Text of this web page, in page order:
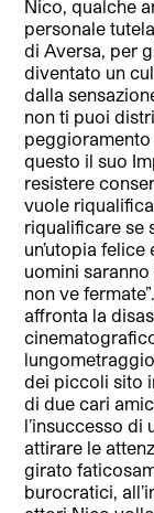
Nico, qualche
personale
di Aversa, per
diventato un
dalla
non ti puoi
questo il suo
resistere
vuole
riqualificare se
un’utopia
uomini
non ve
affronta la
dei piccoli sito
di due cari
l’insuccesso
attirare le
girato
burocratici,